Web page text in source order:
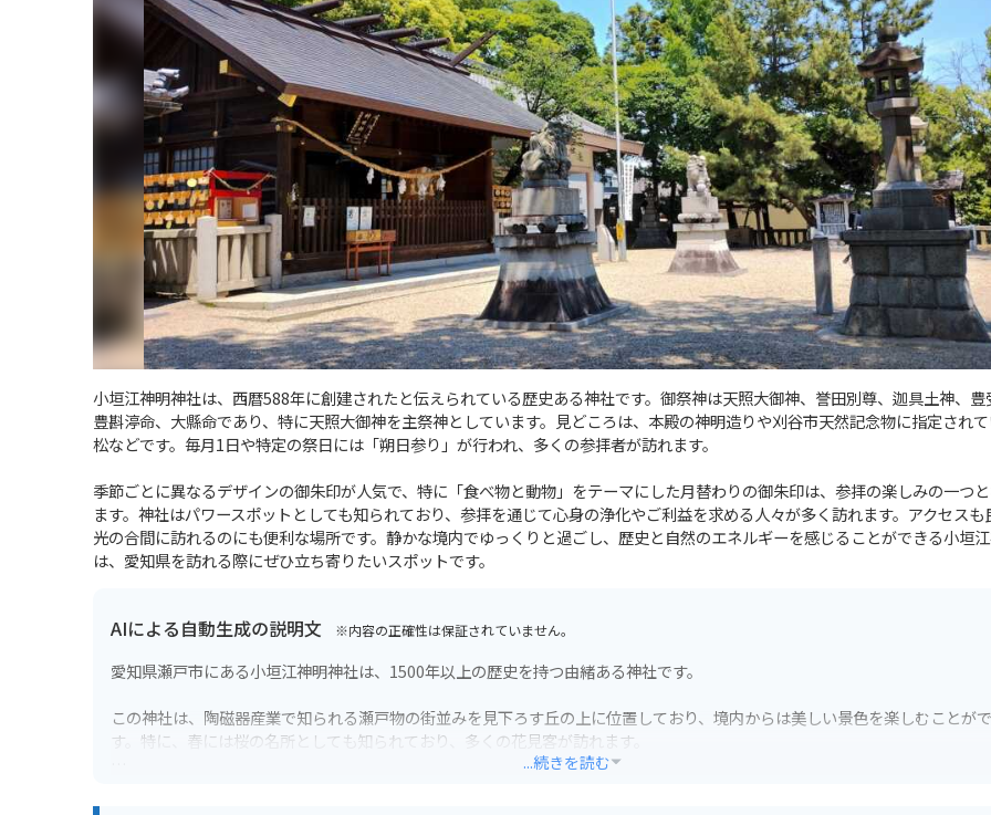
小垣江神明神社は、西暦588年に創建されたと伝えられている歴史ある神社です。御祭神は天照大御神、誉田別尊、迦具土神、豊
豊斟渟命、大縣命であり、特に天照大御神を主祭神としています。見どころは、本殿の神明造りや刈谷市天然記念物に指定され
松などです。毎月1日や特定の祭日には「朔日参り」が行われ、多くの参拝者が訪れます。
季節ごとに異なるデザインの御朱印が人気で、特に「食べ物と動物」をテーマにした月替わりの御朱印は、参拝の楽しみの一つ
ます。神社はパワースポットとしても知られており、参拝を通じて心身の浄化やご利益を求める人々が多く訪れます。アクセスも
光の合間に訪れるのにも便利な場所です。静かな境内でゆっくりと過ごし、歴史と自然のエネルギーを感じることができる小垣
は、愛知県を訪れる際にぜひ立ち寄りたいスポットです。
AIによる自動生成の説明文 ※内容の正確性は保証されていません。
愛知県瀬戸市にある小垣江神明神社は、1500年以上の歴史を持つ由緒ある神社です。
この神社は、陶磁器産業で知られる瀬戸物の街並みを見下ろす丘の上に位置しており、境内からは美しい景色を楽しむことが
す。特に、春には桜の名所としても知られており、多くの花見客が訪れます。
...続きを読む